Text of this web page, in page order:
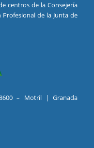
centros de la Consejería
de la Junta de
– Motril | Granada